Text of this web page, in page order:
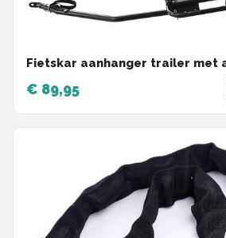
Fietskar aanhanger trailer met
€ 89,95